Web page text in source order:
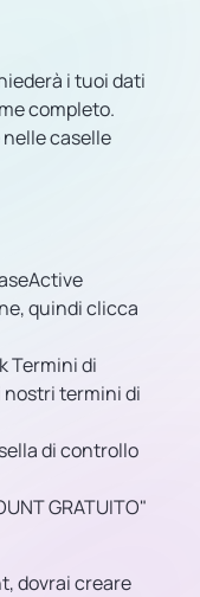
i tuoi dati
completo.
caselle
quindi clicca
Termini di
termini di
di controllo
GRATUITO"
dovrai creare